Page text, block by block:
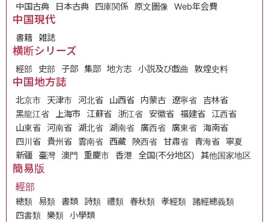
中国古典 日本古典 四庫関係 原文圖像 Web年会費
中国現代
書籍 雑誌
横断シリーズ
經部 史部 子部 集部 地方志 小説及び戯曲 敦煌史料
中国地方誌
北京市 天津市 河北省 山西省 内蒙古 遼寧省
吉林省
黑龍江省
上海市 江蘇省 浙江省 安徽省 福建省
江西省
山東省 河南省 湖北省 湖南省 廣西省 廣東省 海南省
四川省
貴州省 雲南省 西藏 陝西省 甘肅省 青海省 寧夏
新疆
臺灣 澳門 重慶市 香港 全国(不分地区) 其他国家地区
簡易版
經部
總類 易類 書類 詩類 禮類 春秋類 孝經類
諸經總義類
四書類 樂類 小學類